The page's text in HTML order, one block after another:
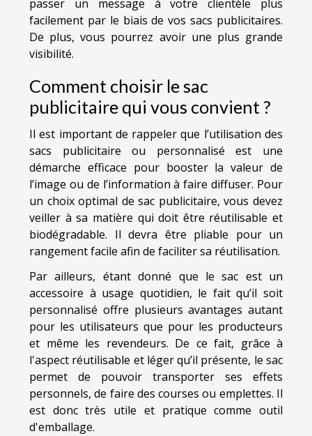
passer un message à votre clientèle plus
facilement par le biais de vos sacs publicitaires.
De plus, vous pourrez avoir une plus grande
visibilité.
Comment choisir le sac
publicitaire qui vous convient ?
Il est important de rappeler que l’utilisation des
sacs publicitaire ou personnalisé est une
démarche efficace pour booster la valeur de
l’image ou de l’information à faire diffuser. Pour
un choix optimal de sac publicitaire, vous devez
veiller à sa matière qui doit être réutilisable et
biodégradable. Il devra être pliable pour un
rangement facile afin de faciliter sa réutilisation.
Par ailleurs, étant donné que le sac est un
accessoire à usage quotidien, le fait qu’il soit
personnalisé offre plusieurs avantages autant
pour les utilisateurs que pour les producteurs
et même les revendeurs. De ce fait, grâce à
l'aspect réutilisable et léger qu’il présente, le sac
permet de pouvoir transporter ses effets
personnels, de faire des courses ou emplettes. Il
est donc très utile et pratique comme outil
d'emballage.